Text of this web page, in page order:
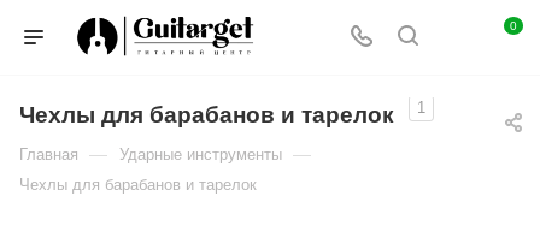
0
Чехлы для барабанов и тарелок 1
Главная — Ударные инструменты —
Чехлы для барабанов и тарелок